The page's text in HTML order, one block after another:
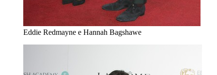
Eddie Redmayne e Hannah Bagshawe